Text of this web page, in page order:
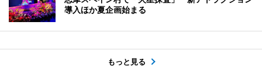
導入ほか夏企画始まる
もっと見る